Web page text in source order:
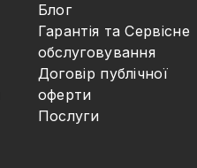
Блог
Гарантія та Сервісне
обслуговування
Договір публічної
оферти
Послуги